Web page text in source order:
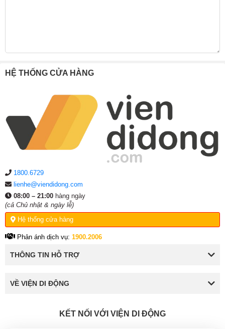
HỆ THỐNG CỬA HÀNG
1800.6729
lienhe@viendidong.com
08:00 – 21:00 hàng ngày
(cả Chủ nhật & ngày lễ)
Hệ thống cửa hàng
Phản ánh dịch vụ: 1900.2006
THÔNG TIN HỖ TRỢ
VỀ VIỆN DI ĐỘNG
KẾT NỐI VỚI VIỆN DI ĐỘNG